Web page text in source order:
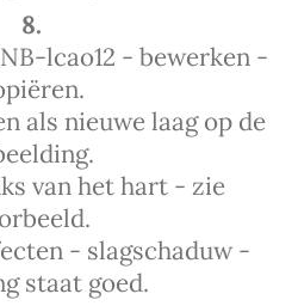
8.
lcao12 - bewerken -
als nieuwe laag op de
van het hart - zie
- slagschaduw -
staat goed.